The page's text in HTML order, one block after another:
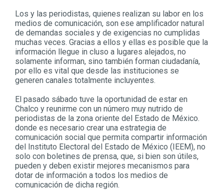
Los y las periodistas, quienes realizan su labor en los
medios de comunicación, son ese amplificador natural
de demandas sociales y de exigencias no cumplidas
muchas veces. Gracias a ellos y ellas es posible que la
información llegue in cluso a lugares alejados, no
solamente informan, sino también forman ciudadanía,
por ello es vital que desde las instituciones se
generen canales totalmente incluyentes.
El pasado sábado tuve la oportunidad de estar en
Chalco y reunirme con un número muy nutrido de
periodistas de la zona oriente del Estado de México.
donde es necesario crear una estrategia de
comunicación social que permita compartir información
del Instituto Electoral del Estado de México (IEEM), no
solo con boletines de prensa, que, si bien son útiles,
pueden y deben existir mejores mecanismos para
dotar de información a todos los medios de
comunicación de dicha región.